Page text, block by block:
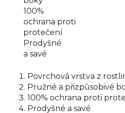
100%
ochrana proti
protečení
Prodyšné
a savé
Povrchová vrstva z
Pružné a přizpůsobivé
100% ochrana proti
Prodyšné a savé